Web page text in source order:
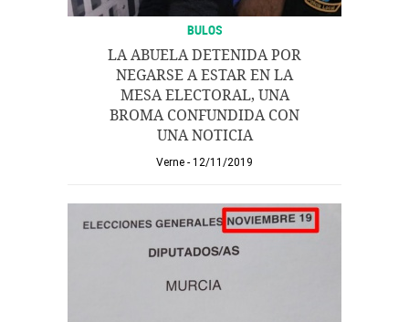
BULOS
LA ABUELA DETENIDA POR
NEGARSE A ESTAR EN LA
MESA ELECTORAL, UNA
BROMA CONFUNDIDA CON
UNA NOTICIA
Verne 12/11/2019